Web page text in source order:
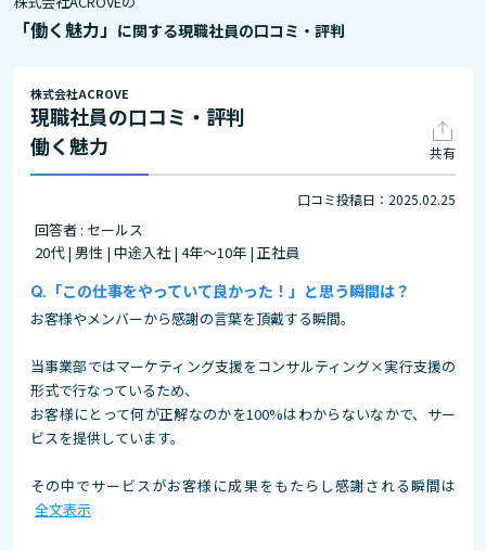
「働く魅力」 に関する現職社員の口コミ・評判
株式会社ACROVE
現職社員の口コミ・評判
働く魅力
共有
口コミ投稿日：2025.02.25
回答者 : セールス
20代 | 男性 | 中途入社 | 4年～10年 | 正社員
「この仕事をやっていて良かった！」と思う瞬間は？
お客様やメンバーから感謝の言葉を頂戴する瞬間。
当事業部ではマーケティング支援をコンサルティング×実行支援の
形式で行なっているため、
お客様にとって何が正解なのかを100%はわからないなかで、サー
ビスを提供しています。
その中でサービスがお客様に成果をもたらし感謝される瞬間は
全文表示